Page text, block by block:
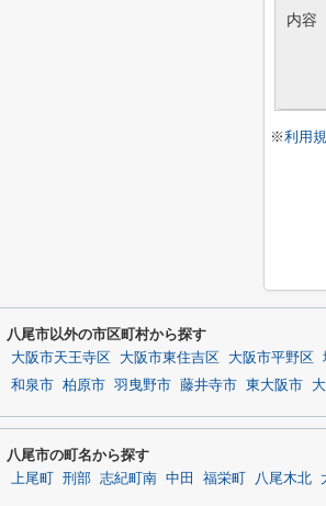
内容
※利用
八尾市以外の市区町村から探す
大阪市天王寺区 大阪市東住吉区 大阪市平野区
和泉市 柏原市 羽曳野市 藤井寺市 東大阪市
八尾市の町名から探す
上尾町 刑部 志紀町南 中田 福栄町 八尾木北